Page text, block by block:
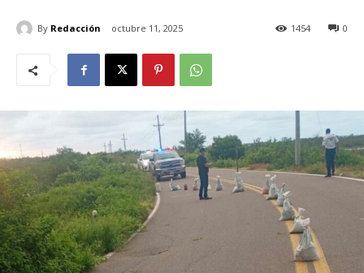
By Redacción octubre 11, 2025 0
1454